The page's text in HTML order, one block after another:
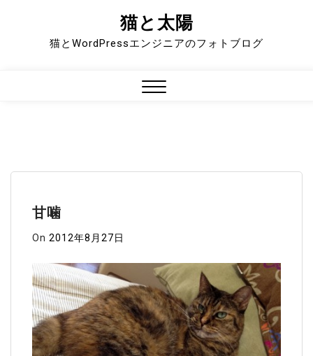
猫と太陽
猫とWordPressエンジニアのフォトブログ
甘噛
On 2012年8月27日